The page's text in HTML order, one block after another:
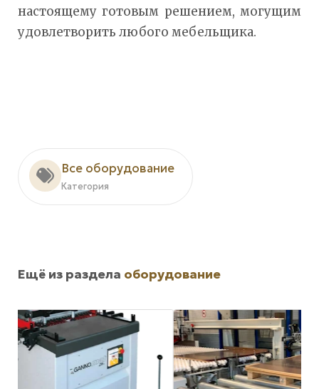
настоящему готовым решением, могущим
удовлетворить любого мебельщика.
Все оборудование
Категория
Ещё из раздела оборудование